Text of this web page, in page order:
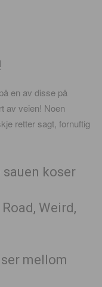
en av disse på
av veien! Noen
retter sagt, fornuftig
sauen koser
mellom